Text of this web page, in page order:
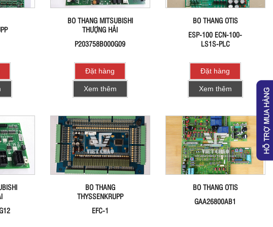
BO THANG MITSUBISHI
THƯỢNG HẢI
P203758B000G09
Đặt hàng
Xem thêm
BO THANG OTIS
ESP-100 ECN-100-
LS1S-PLC
Đặt hàng
Xem thêm
BO THANG
THYSSENKRUPP
EFC-1
BO THANG OTIS
GAA26800AB1